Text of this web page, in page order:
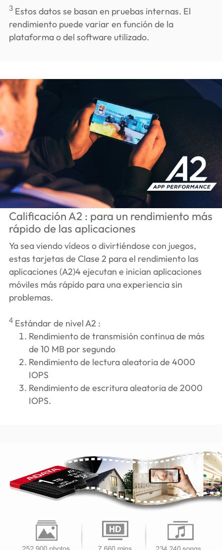
3Estos datos se basan en pruebas internas. El
rendimiento puede variar en función de la
plataforma o del software utilizado.
Calificación A2 : para un rendimiento más
rápido de las aplicaciones
Ya sea viendo vídeos o divirtiéndose con juegos,
estas tarjetas de Clase 2 para el rendimiento las
aplicaciones (A2)4 ejecutan e inician aplicaciones
móviles más rápido para una experiencia sin
problemas.
4Estándar de nivel A2 :
Rendimiento de transmisión continua de más
de 10 MB por segundo
Rendimiento de lectura aleatoria de 4000
IOPS
Rendimiento de escritura aleatoria de 2000
IOPS.